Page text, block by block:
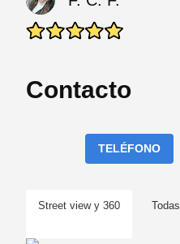
Contacto
TELÉFONO
Street view y 360 Todas